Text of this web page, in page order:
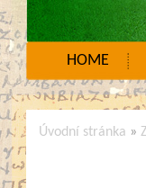
HOME
Úvodní stránka »